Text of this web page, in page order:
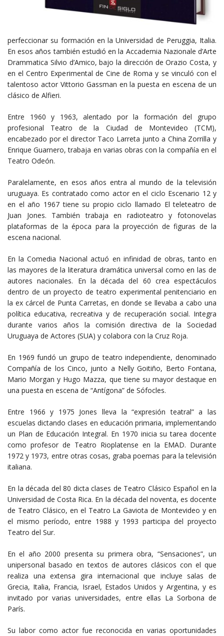
perfeccionar su formación en la Universidad de Peruggia, Italia.
En esos años también estudió en la Accademia Nazionale d’Arte
Drammatica Silvio d’Amico, bajo la dirección de Orazio Costa, y
en el Centro Experimental de Cine de Roma y se vinculó con el
talentoso actor Vittorio Gassman en la puesta en escena de un
clásico de Alfieri.
Entre 1960 y 1963, alentado por la formación del grupo
profesional Teatro de la Ciudad de Montevideo (TCM),
encabezado por el director Taco Larreta junto a China Zorrilla y
Enrique Guarnero, trabaja en varias obras con la compañía en el
Teatro Odeón.
Paralelamente, en esos años entra al mundo de la televisión
uruguaya. Es contratado como actor en el ciclo Escenario 12 y
en el año 1967 tiene su propio ciclo llamado El teleteatro de
Juan Jones. También trabaja en radioteatro y fotonovelas
plataformas de la época para la proyección de figuras de la
escena nacional.
En la Comedia Nacional actuó en infinidad de obras, tanto en
las mayores de la literatura dramática universal como en las de
autores nacionales. En la década del 60 crea espectáculos
dentro de un proyecto de teatro experimental penitenciario en
la ex cárcel de Punta Carretas, en donde se llevaba a cabo una
política educativa, recreativa y de recuperación social. Integra
durante varios años la comisión directiva de la Sociedad
Uruguaya de Actores (SUA) y colabora con la Cruz Roja.
En 1969 fundó un grupo de teatro independiente, denominado
Compañía de los Cinco, junto a Nelly Goitiño, Berto Fontana,
Mario Morgan y Hugo Mazza, que tiene su mayor destaque en
una puesta en escena de “Antígona” de Sófocles.
Entre 1966 y 1975 Jones lleva la “expresión teatral” a las
escuelas dictando clases en educación primaria, implementando
un Plan de Educación Integral. En 1970 inicia su tarea docente
como profesor de Teatro Rioplatense en la EMAD. Durante
1972 y 1973, entre otras cosas, graba poemas para la televisión
italiana.
En la década del 80 dicta clases de Teatro Clásico Español en la
Universidad de Costa Rica. En la década del noventa, es docente
de Teatro Clásico, en el Teatro La Gaviota de Montevideo y en
el mismo período, entre 1988 y 1993 participa del proyecto
Teatro del Sur.
En el año 2000 presenta su primera obra, “Sensaciones”, un
unipersonal basado en textos de autores clásicos con el que
realiza una extensa gira internacional que incluye salas de
Grecia, Italia, Francia, Israel, Estados Unidos y Argentina, y es
invitado por varias universidades, entre ellas La Sorbona de
París.
Su labor como actor fue reconocida en varias oportunidades